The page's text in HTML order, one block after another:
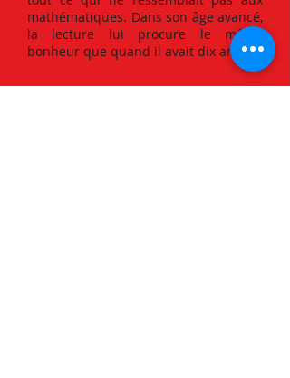
mathématiques. Dans son âge avancé,
la lecture lui procure le même
bonheur que quand il avait dix ans.